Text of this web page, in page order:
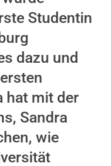
Studentin
dazu und
hat mit der
Sandra
wie